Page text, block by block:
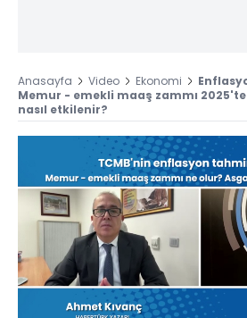
Anasayfa Video Ekonomi
Memur - emekli maaş zammı
nasıl etkilenir?
:
4.50%